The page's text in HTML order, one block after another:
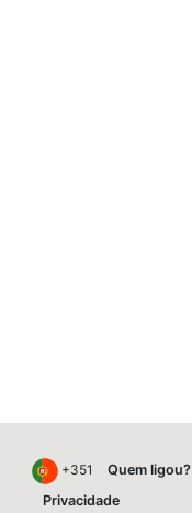
+351 Quem ligou?
Privacidade